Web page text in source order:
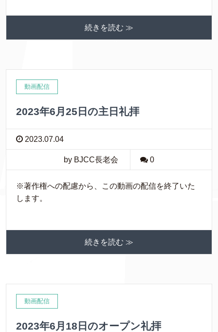
続きを読む ≫
動画配信
2023年6月25日の主日礼拝
2023.07.04
by BJCC長老会 0
※著作権への配慮から、この動画の配信を終了いた
します。
続きを読む ≫
動画配信
2023年6月18日のオープン礼拝